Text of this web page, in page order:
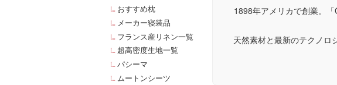
おすすめ枕
メーカー寝装品
フランス産リネン一覧
超高密度生地一覧
パシーマ
ムートンシーツ
1898年アメリカで創業。
天然素材と最新のテクノロ